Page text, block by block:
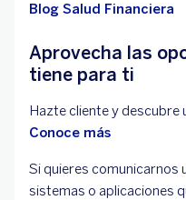
Blog Salud Financiera
Aprovecha las
tiene para ti
Hazte cliente y descubre
Conoce más
Si quieres comunicarnos
sistemas o aplicaciones